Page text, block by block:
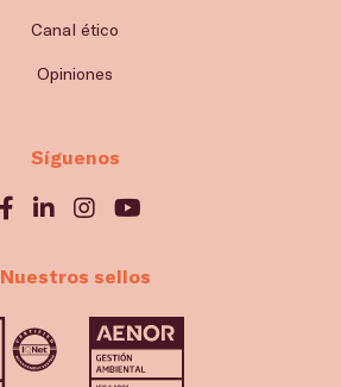
Canal ético
Opiniones
Síguenos
Nuestros sellos